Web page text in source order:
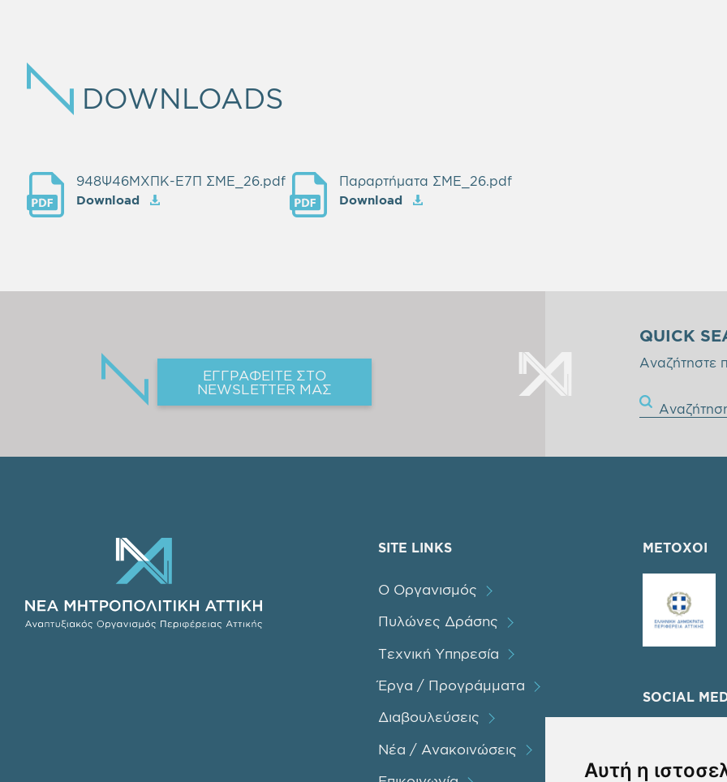
Αυτή η
DOWNLOADS
948Ψ46ΜΧΠΚ-Ε7Π ΣΜΕ_26.pdf
Download
Παραρτήματα ΣΜΕ_26.pdf
Download
ΕΓΓΡΑΦΕΙΤΕ ΣΤΟ
NEWSLETTER ΜΑΣ
QUICK
Αναζήτηστε
SITE LINKS
Ο Οργανισμός
Πυλώνες Δράσης
Τεχνική Υπηρεσία
Έργα / Προγράμματα
Διαβουλεύσεις
Νέα / Ανακοινώσεις
ΜΕΤΟΧΟΙ
SOCIAL